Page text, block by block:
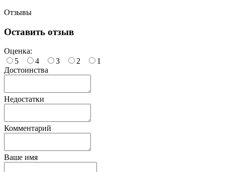
Отзывы
Оставить отзыв
Оценка:
5
4 3 2
1
Достоинства
Недостатки
Комментарий
Ваше имя